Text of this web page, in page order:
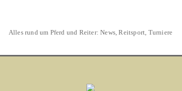
Alles rund um Pferd und Reiter: News, Reitsport, Turniere